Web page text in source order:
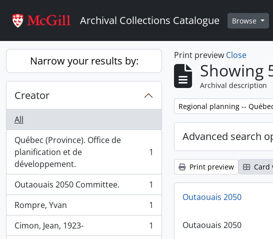
Archival Collections Catalogue Browse
Narrow your results by:
Creator
All
Québec (Province). Office de
planification et de
développement.
, 1 results 1
Outaouais 2050 Committee.
, 1 results
1
Rompre, Yvan
, 1 results
1
Cimon, Jean, 1923-
, 1 results
1
Print preview Close
Showing
Archival description
Remove filter:
Regional planning --
Advanced search
Print preview Card
Outaouais 2050
Outaouais 2050